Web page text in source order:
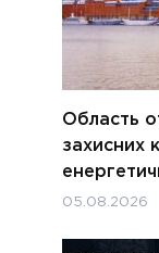
Область
захисних
05.08.2026